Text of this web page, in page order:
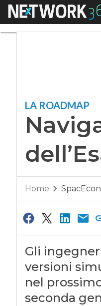
Menu
LA ROADMAP
Home
Gli
versioni
nel
seconda